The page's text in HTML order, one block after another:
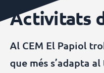
Activitats
Al CEM El Papiol
que més s’adapta